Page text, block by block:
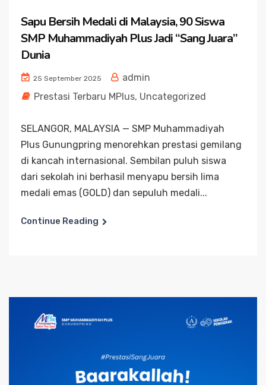
Sapu Bersih Medali di Malaysia, 90 Siswa
SMP Muhammadiyah Plus Jadi “Sang Juara”
Dunia
25 September 2025
admin
Prestasi Terbaru MPlus, Uncategorized
SELANGOR, MALAYSIA — SMP Muhammadiyah
Plus Gunungpring menorehkan prestasi gemilang
di kancah internasional. Sembilan puluh siswa
dari sekolah ini berhasil menyapu bersih lima
medali emas (GOLD) dan sepuluh medali...
Continue Reading